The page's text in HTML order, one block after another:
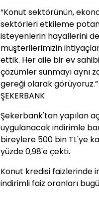
“Konut sektörünün,
sektörleri etkileme
isteyenlerin hayallerini
müşterilerimizin
ettik. Her aile bir ev
çözümler sunmayı aynı
gereği olarak görüyoruz.”
ŞEKERBANK
Şekerbank'tan yapılan
uygulanacak indirimle
bireylere 500 bin TL'ye
yüzde 0,98'e çekti.
Konut kredisi faizlerinde
indirimli faiz oranları